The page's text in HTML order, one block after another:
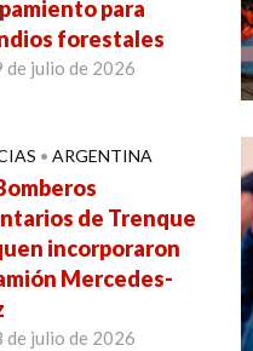
para
forestales
de julio de 2026
• ARGENTINA
de Trenque
incorporaron
Mercedes-
de julio de 2026